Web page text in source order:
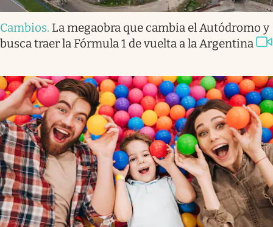
Cambios. La megaobra que cambia el Autódromo y
busca traer la Fórmula 1 de vuelta a la Argentina